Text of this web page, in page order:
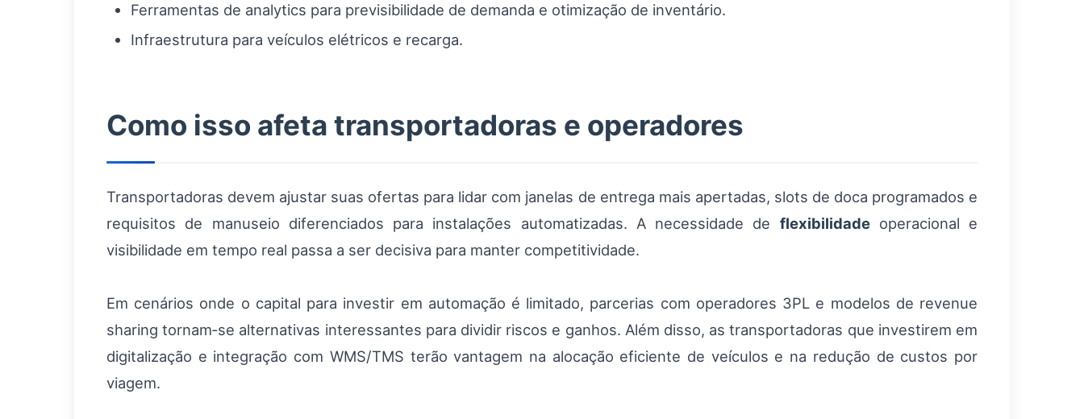
Ferramentas de analytics para previsibilidade de demanda e otimização de inventário.
Infraestrutura para veículos elétricos e recarga.
Como isso afeta transportadoras e operadores
Transportadoras devem ajustar suas ofertas para lidar com janelas de entrega mais apertadas, slots de doca programados e
requisitos de manuseio diferenciados para instalações automatizadas. A necessidade de flexibilidadeoperacional e
visibilidade em tempo real passa a ser decisiva para manter competitividade.
Em cenários onde o capital para investir em automação é limitado, parcerias com operadores 3PL e modelos de revenue
sharing tornam‑se alternativas interessantes para dividir riscos e ganhos. Além disso, as transportadoras que investirem em
digitalização e integração com WMS/TMS terão vantagem na alocação eficiente de veículos e na redução de custos por
viagem.